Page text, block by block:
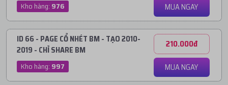
Kho hàng: 976 MUA NGAY
ID 66 - PAGE CỔ NHÉT BM - TẠO 2010-
2019 - CHỈ SHARE BM
Kho hàng: 997
210.000đ
MUA NGAY